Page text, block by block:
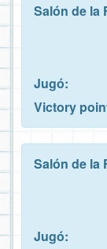
Salón de la
Jugó:
Victory
Salón de la
Jugó: